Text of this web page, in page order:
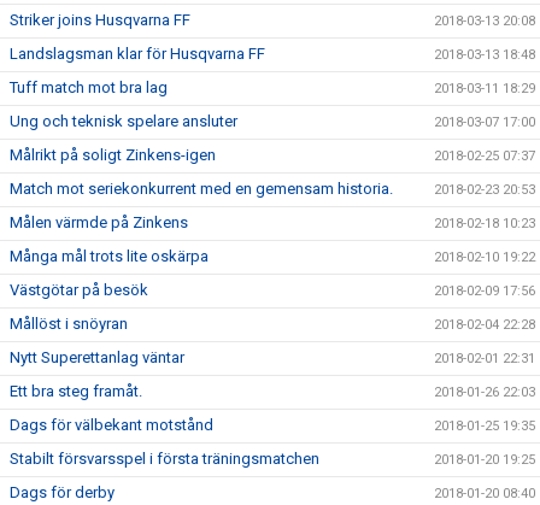
Striker joins Husqvarna FF 2018-03-13 20:08
Landslagsman klar för Husqvarna FF 2018-03-13 18:48
Tuff match mot bra lag 2018-03-11 18:29
Ung och teknisk spelare ansluter 2018-03-07 17:00
Målrikt på soligt Zinkens-igen 2018-02-25 07:37
Match mot seriekonkurrent med en gemensam historia. 2018-02-23 20:53
Målen värmde på Zinkens 2018-02-18 10:23
Många mål trots lite oskärpa 2018-02-10 19:22
Västgötar på besök 2018-02-09 17:56
Mållöst i snöyran 2018-02-04 22:28
Nytt Superettanlag väntar 2018-02-01 22:31
Ett bra steg framåt. 2018-01-26 22:03
Dags för välbekant motstånd 2018-01-25 19:35
Stabilt försvarsspel i första träningsmatchen 2018-01-20 19:25
Dags för derby 2018-01-20 08:40